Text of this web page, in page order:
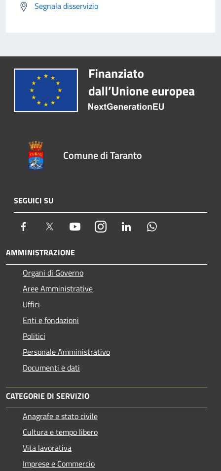
Segnala disservizio
Comune di Taranto
SEGUICI SU
Facebook Twitter YoutubeInstagram LinkedIn
AMMINISTRAZIONE
Organi di Governo
Aree Amministrative
Uffici
Enti e fondazioni
Politici
Personale Amministrativo
Documenti e dati
CATEGORIE DI SERVIZIO
Anagrafe e stato civile
Cultura e tempo libero
Vita lavorativa
Imprese e Commercio